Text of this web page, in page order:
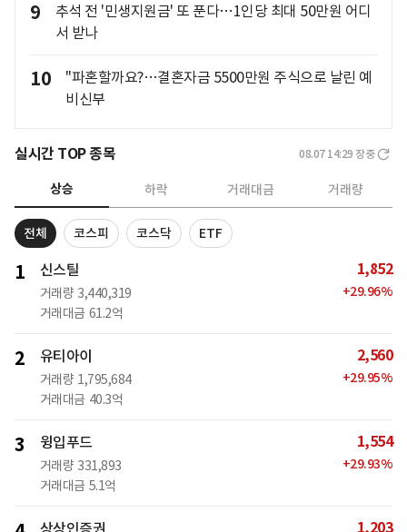
9
추석 전 '민생지원금' 또 푼다…1인당 최대 50만원 어디
서 받나
10
"파혼할까요?…결혼자금 5500만원 주식으로 날린 예
비신부
실시간 TOP 종목 08.07 14:29 장중
상승 하락 거래대금 거래량
전체 코스피 코스닥 ETF
1 신스틸
거래량 3,440,319
거래대금 61.2억
1,852
+29.96%
2 유티아이
거래량 1,795,684
거래대금 40.3억
2,560
+29.95%
3 윙입푸드
거래량 331,893
거래대금 5.1억
1,554
+29.93%
상상인증권 1,203